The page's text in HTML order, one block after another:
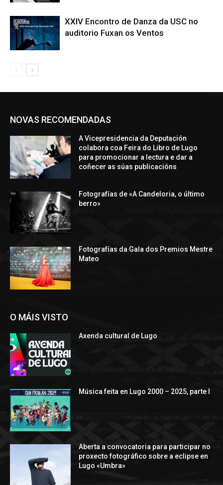
XXIV Encontro de Danza da USC no
auditorio Fuxan os Ventos
NOVAS RECOMENDADAS
A Vicepresidencia da Deputación
colabora coa Feira do Libro de Lugo
para promocionar a lectura e dar a
coñecer as súas publicacións
Fotografías de «A Candeloria, o último
berro»
Fotografías da Gala dos Premios Mestre
Mateo
O MÁIS VISTO
Axenda cultural de Lugo
Música feita en Lugo 2000 – 2025, parte I
Aberta a convocatoria para participar no
proxecto fotográfico sobre a eclipse en
Lugo «Umbra»